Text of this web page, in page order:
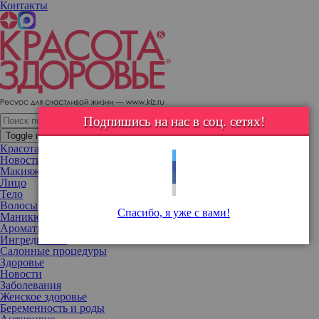
Контакты
Toggle navigation
Красота
Новости
Макияж
Лицо
Тело
Волосы
Маникюр
Ароматы
Ингредиенты
Салонные процедуры
Здоровье
Новости
Заболевания
Женское здоровье
Беременность и роды
Подпишись на нас в соц. сетях!
Спасибо, я уже с вами!
Юлианна Караулова рассказала, как ей удается совмещать работу
и материнство